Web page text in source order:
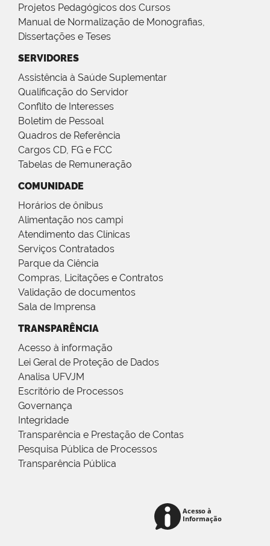
Projetos Pedagógicos dos Cursos
Manual de Normalização de Monografias,
Dissertações e Teses
SERVIDORES
Assistência à Saúde Suplementar
Qualificação do Servidor
Conflito de Interesses
Boletim de Pessoal
Quadros de Referência
Cargos CD, FG e FCC
Tabelas de Remuneração
COMUNIDADE
Horários de ônibus
Alimentação nos campi
Atendimento das Clínicas
Serviços Contratados
Parque da Ciência
Compras, Licitações e Contratos
Validação de documentos
Sala de Imprensa
TRANSPARÊNCIA
Acesso à informação
Lei Geral de Proteção de Dados
Analisa UFVJM
Escritório de Processos
Governança
Integridade
Transparência e Prestação de Contas
Pesquisa Pública de Processos
Transparência Pública